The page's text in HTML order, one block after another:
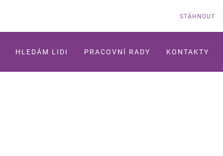
STÁHNOUT
HLEDÁM LIDI PRACOVNÍ RADY KONTAKTY